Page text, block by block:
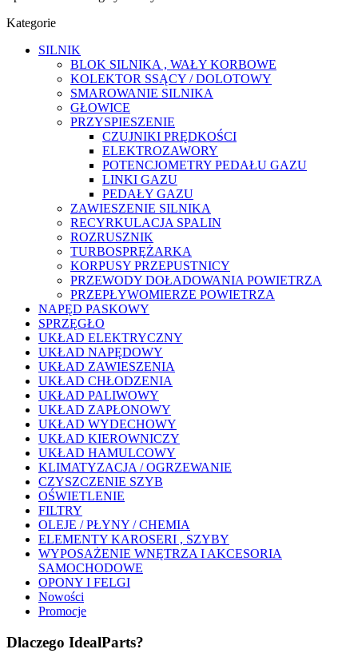
Kategorie
SILNIK
BLOK SILNIKA , WAŁY KORBOWE
KOLEKTOR SSĄCY / DOLOTOWY
SMAROWANIE SILNIKA
GŁOWICE
PRZYSPIESZENIE
CZUJNIKI PRĘDKOŚCI
ELEKTROZAWORY
POTENCJOMETRY PEDAŁU GAZU
LINKI GAZU
PEDAŁY GAZU
ZAWIESZENIE SILNIKA
RECYRKULACJA SPALIN
ROZRUSZNIK
TURBOSPRĘŻARKA
KORPUSY PRZEPUSTNICY
PRZEWODY DOŁADOWANIA POWIETRZA
PRZEPŁYWOMIERZE POWIETRZA
NAPĘD PASKOWY
SPRZĘGŁO
UKŁAD ELEKTRYCZNY
UKŁAD NAPĘDOWY
UKŁAD ZAWIESZENIA
UKŁAD CHŁODZENIA
UKŁAD PALIWOWY
UKŁAD ZAPŁONOWY
UKŁAD WYDECHOWY
UKŁAD KIEROWNICZY
UKŁAD HAMULCOWY
KLIMATYZACJA / OGRZEWANIE
CZYSZCZENIE SZYB
OŚWIETLENIE
FILTRY
OLEJE / PŁYNY / CHEMIA
ELEMENTY KAROSERI , SZYBY
WYPOSAŻENIE WNĘTRZA I AKCESORIA
SAMOCHODOWE
OPONY I FELGI
Nowości
Promocje
Dlaczego IdealParts?